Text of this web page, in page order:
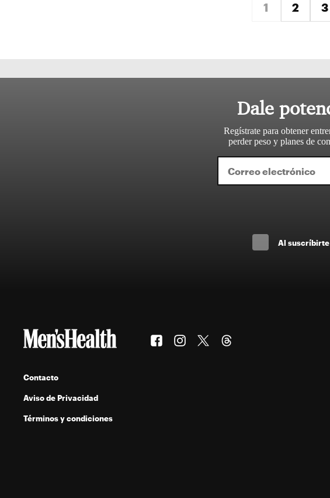
1 2 3
Siguiente »
Dale
Regístrate para obtener
perder peso y planes de
Al
Contacto
Aviso de Privacidad
Términos y condiciones